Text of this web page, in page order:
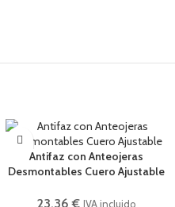
Antifaz con Anteojeras
Desmontables Cuero Ajustable
23,36€ IVA incluido